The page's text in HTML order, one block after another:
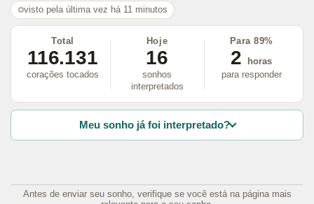
visto pela última vez há 11 minutos
Total
116.131
corações tocados
Hoje
16
sonhos
interpretados
Para 89%
2
horas
para responder
Meu sonho já foi interpretado?
Antes de enviar seu sonho, verifique se você está na página mais